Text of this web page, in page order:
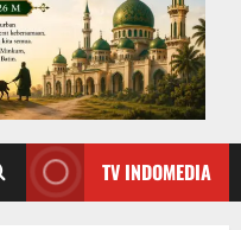
TV INDOMEDIA